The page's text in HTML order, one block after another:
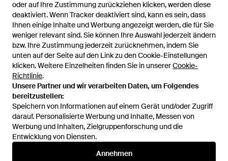
oder auf Ihre Zustimmung zurückziehen klicken, werden diese
deaktiviert. Wenn Tracker deaktiviert sind, kann es sein, dass
Ihnen einige Inhalte und Werbung angezeigt werden, die für Sie
weniger relevant sind. Sie können Ihre Auswahl jederzeit ändern
bzw. Ihre Zustimmung jederzeit zurücknehmen, indem Sie
unten auf der Seite auf den Link zu den Cookie-Einstellungen
klicken. Weitere Einzelheiten finden Sie in unsererCookie-
Richtlinie.
Unsere Partner und wir verarbeiten Daten, um Folgendes
bereitzustellen:
Speichern von Informationen auf einem Gerät und/oder Zugriff
darauf. Personalisierte Werbung und Inhalte, Messen von
Werbung und Inhalten, Zielgruppenforschung und die
Entwicklung von Diensten.
Annehmen
oder auf Ihre Zustimmung zurückziehen klicken, werden diese
deaktiviert. Wenn Tracker deaktiviert sind, kann es sein, dass
Ihnen einige Inhalte und Werbung angezeigt werden, die für Sie
weniger relevant sind. Sie können Ihre Auswahl jederzeit ändern
bzw. Ihre Zustimmung jederzeit zurücknehmen, indem Sie
unten auf der Seite auf den Link zu den Cookie-Einstellungen
klicken. Weitere Einzelheiten finden Sie in unsererCookie-
Richtlinie.
Unsere Partner und wir verarbeiten Daten, um Folgendes
bereitzustellen:
Speichern von Informationen auf einem Gerät und/oder Zugriff
darauf. Personalisierte Werbung und Inhalte, Messen von
Werbung und Inhalten, Zielgruppenforschung und die
Entwicklung von Diensten.
Annehmen
VonYOOX
AUSVERKAUFT
Von Braun Hamburg
AUSVERKAUFT
International